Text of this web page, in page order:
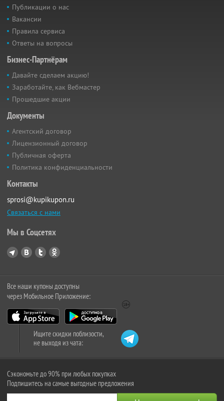
Публикации о нас
Вакансии
Правила сервиса
Ответы на вопросы
Бизнес-Партнёрам
Давайте сделаем акцию!
Заработайте, как Вебмастер
Прошедшие акции
Документы
Агентский договор
Лицензионный договор
Публичная оферта
Политика конфиденциальности
Контакты
sprosi@kupikupon.ru
Связаться с нами
Мы в Соцсетях
Все наши купоны доступны
через Мобильное Приложение:
Ищите скидки поблизости,
не выходя из чата:
Сэкономьте до 90% при любых покупках
Подпишитесь на самые выгодные предложения